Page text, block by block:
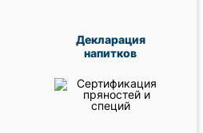
Декларация
напитков